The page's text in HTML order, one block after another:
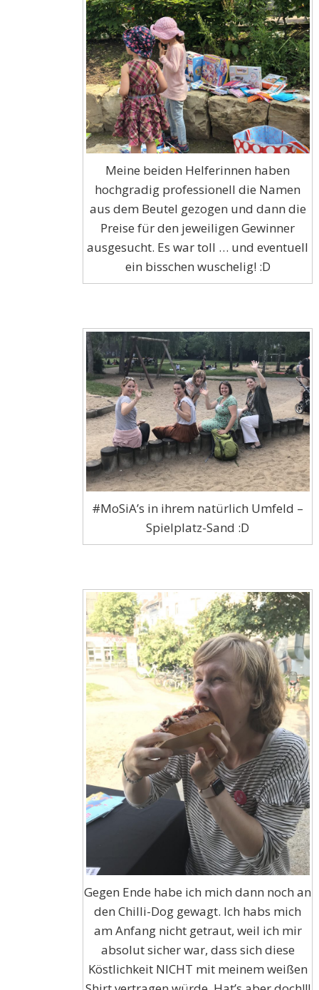
Meine beiden Helferinnen haben
hochgradig professionell die Namen
aus dem Beutel gezogen und dann die
Preise für den jeweiligen Gewinner
ausgesucht. Es war toll … und eventuell
ein bisschen wuschelig! :D
#MoSiA’s in ihrem natürlich Umfeld –
Spielplatz-Sand :D
Gegen Ende habe ich mich dann noch an
den Chilli-Dog gewagt. Ich habs mich
am Anfang nicht getraut, weil ich mir
absolut sicher war, dass sich diese
Köstlichkeit NICHT mit meinem weißen